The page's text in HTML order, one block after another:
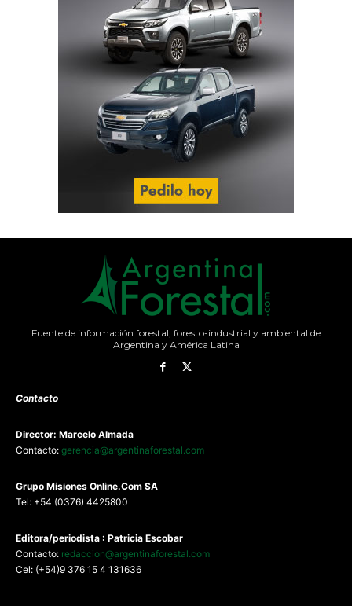
Fuente de información forestal, foresto-industrial y ambiental de
Argentina y América Latina
Contacto
Director: Marcelo Almada
Contacto: gerencia@argentinaforestal.com
Grupo Misiones Online.Com SA
Tel: +54 (0376) 4425800
Editora/periodista : Patricia Escobar
Contacto: redaccion@argentinaforestal.com
Cel: (+54)9 376 15 4 131636